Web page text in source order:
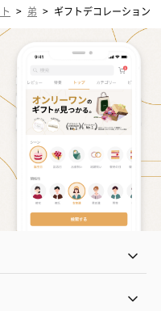
> 弟 > ギフトデコレーション